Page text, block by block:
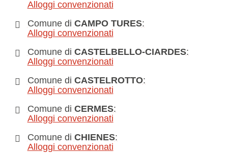
Alloggi convenzionati
Comune di CAMPO TURES:
Alloggi convenzionati
Comune di CASTELBELLO-CIARDES:
Alloggi convenzionati
Comune di CASTELROTTO:
Alloggi convenzionati
Comune di CERMES:
Alloggi convenzionati
Comune di CHIENES:
Alloggi convenzionati